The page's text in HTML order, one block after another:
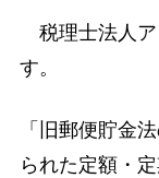
税理士法人ア
す。
「旧郵便貯金
られた定額・